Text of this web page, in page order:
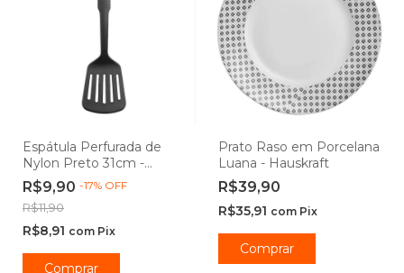
Espátula Perfurada de
Nylon Preto 31cm -
Casambiente
R$9,90 -17% OFF
R$11,90
R$8,91 com Pix
Prato Raso em Porcelana
Luana - Hauskraft
R$39,90
R$35,91 com Pix